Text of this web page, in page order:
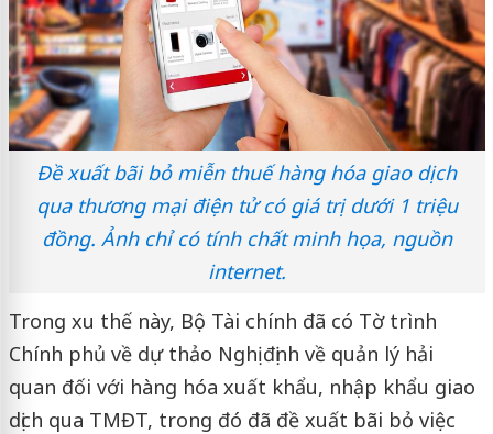
Đề xuất bãi bỏ miễn thuế hàng hóa giao dịch
qua thương mại điện tử có giá trị dưới 1 triệu
đồng. Ảnh chỉ có tính chất minh họa, nguồn
internet.
Trong xu thế này, Bộ Tài chính đã có Tờ trình
Chính phủ về dự thảo Nghị định về quản lý hải
quan đối với hàng hóa xuất khẩu, nhập khẩu giao
dịch qua TMĐT, trong đó đã đề xuất bãi bỏ việc